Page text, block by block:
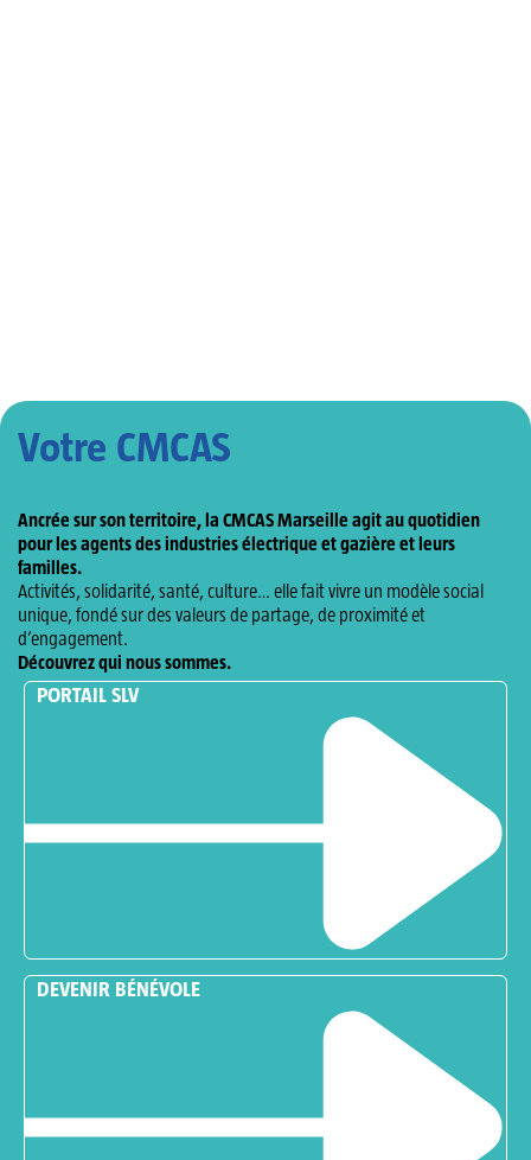
Votre CMCAS
Ancrée sur son territoire, la CMCAS Marseille agit au quotidien
pour les agents des industries électrique et gazière et leurs
familles.
Activités, solidarité, santé, culture… elle fait vivre un modèle social
unique, fondé sur des valeurs de partage, de proximité et
d’engagement.
Découvrez qui nous sommes.
PORTAIL SLV
DEVENIR BÉNÉVOLE